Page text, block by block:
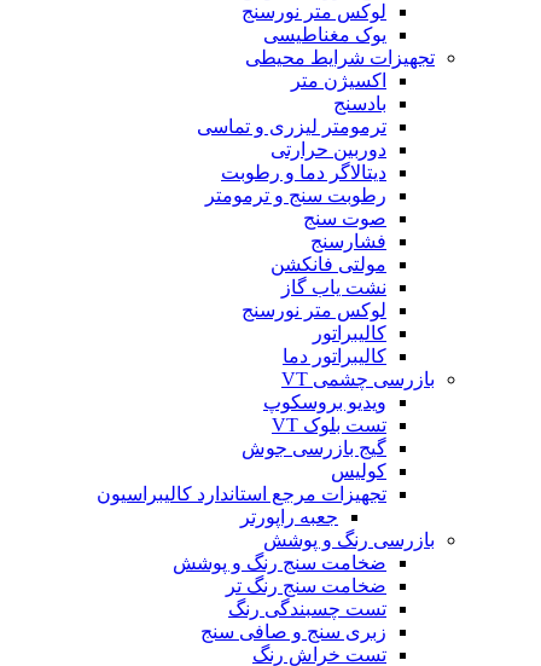
لوکس متر نورسنج
یوک مغناطیسی
تجهیزات شرایط محیطی
اکسیژن متر
بادسنج
ترمومتر لیزری و تماسی
دوربین حرارتی
دیتالاگر دما و رطوبت
رطوبت سنج و ترمومتر
صوت سنج
فشارسنج
مولتی فانکشن
نشت یاب گاز
لوکس متر نورسنج
کالیبراتور
کالیبراتور دما
بازرسی چشمی VT
ویدیو بروسکوپ
تست بلوک VT
گیج بازرسی جوش
کولیس
تجهیزات مرجع استاندارد کالیبراسیون
جعبه راپورتر
بازرسی رنگ و پوشش
ضخامت سنج رنگ و پوشش
ضخامت سنج رنگ تر
تست چسبندگی رنگ
زبری سنج و صافی سنج
تست خراش رنگ